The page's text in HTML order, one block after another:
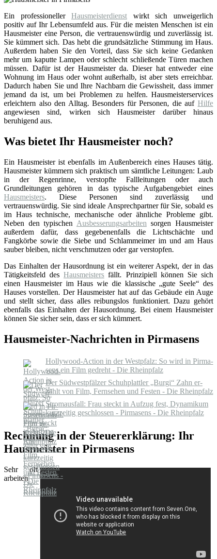
Ein professionellerHausmeisterdienst wirkt sich unweigerlich
positiv auf Ihr Lebensumfeld aus. Für die meisten Menschen ist ein
Hausmeister eine Person, die vertrauenswürdig und zuverlässig ist.
Sie kümmert sich. Das hebt die grundsätzliche Stimmung im Haus.
Außerdem haben Sie den Vorteil, dass Sie sich keine Gedanken
mehr um kaputte Lampen oder schlecht schließende Türen machen
müssen. Dafür ist der Hausmeister da. Dieser hat entweder eine
Wohnung im Haus oder wohnt außerhalb, ist aber stets erreichbar.
Dadurch haben Sie und Ihre Nachbarn die Gewissheit, dass immer
jemand da ist, um bei Problemen zu helfen. Hausmeisterservices
erleichtern also den Alltag. Besonders für Personen, die auf Hilfe
angewiesen sind, wirken sich Hausmeister darüber hinaus
beruhigend aus.
Was bietet Ihr Hausmeister noch?
Ein Hausmeister ist ebenfalls im Außenbereich eines Hauses tätig.
Hausmeister kümmern sich praktisch um sämtliche Leitungen: Laub
in der Regenrinne, verstopfte Fallleitungen oder auch
Grundleitungen gehören in das typische Aufgabengebiet eines
Hausmeisters. Diese Personen sind zuverlässig und
vertrauenswürdig. Sie sind ideale Ansprechpartner für Sie, sobald es
im Haus technische, mechanische oder ähnliche Probleme gibt.
Neben den typischen Ausbesserungsarbeiten sorgen Hausmeister
außerdem dafür, dass gegebenenfalls die Lichtschächte und
Fangkörbe sowie die Siebe und Schlammeimer im und am Haus
sauber bleiben, nicht verschmutzen oder gar verstopfen.
Das Einhalten der Hausordnung ist ein weiterer Aspekt, der in das
Tätigkeitsfeld desHausmeisters fällt. Prinzipiell können Sie sich
einen Hausmeister im Haus wie die klassische „gute Seele“ des
Hauses vorstellen. Der Hausmeister hat auf das Gebäude ein Auge
und stellt sicher, dass alles reibungslos funktioniert. Dazu gehört
ebenfalls das Einhalten der Hausordnung. Bei einem Hausmeister
können Sie sicher sein, dass er sich kümmert.
Hausmeister-Nachrichten in Pirmasens
Hollywood-​Action in der West­pfalz: So wird in Pir­ma­
sens ein Film ge­dreht - Die Rheinpfalz
Der Süd­west­pfäl­zer Schuh­platt­ler „Burgi“ Zahn er­
zählt von Film, Fern­se­hen und Fes­ten - Die Rheinpfalz
Stromausfall: Frau steckt in Aufzug fest, Dynamikum
kurzzeitig geschlossen - Pirmasens - Die Rheinpfalz
Rechnung in der Steuererklärung: Ihr
Hausmeister in Pirmasens
Sehr oft
arbeiten